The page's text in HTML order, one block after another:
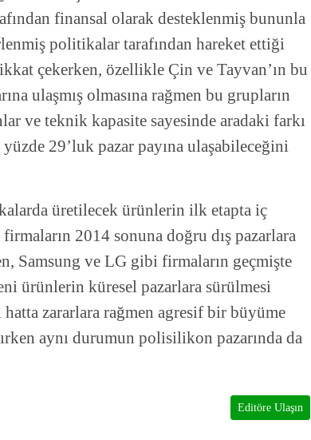
finansal olarak desteklenmiş bununla
politikalar tarafından hareket ettiği
çekerken, özellikle Çin ve Tayvan’ın bu
ulaşmış olmasına rağmen bu grupların
ve teknik kapasite sayesinde aradaki farkı
yüzde 29’luk pazar payına ulaşabileceğini
üretilecek ürünlerin ilk etapta iç
2014 sonuna doğru dış pazarlara
Samsung ve LG gibi firmaların geçmişte
ürünlerin küresel pazarlara sürülmesi
hatta zararlara rağmen agresif bir büyüme
aynı durumun polisilikon pazarında da
Editöre Ulaşın